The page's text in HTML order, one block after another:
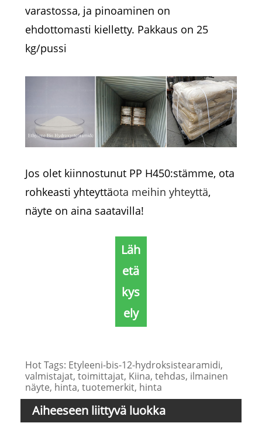
varastossa, ja pinoaminen on
ehdottomasti kielletty. Pakkaus on 25
kg/pussi
Jos olet kiinnostunut PP H450:stämme, ota
rohkeasti yhteyttäota meihin yhteyttä,
näyte on aina saatavilla!
Läh
etä
kys
ely
Hot Tags: Etyleeni-bis-12-hydroksistearamidi,
valmistajat, toimittajat, Kiina, tehdas, ilmainen
näyte, hinta, tuotemerkit, hinta
Aiheeseen liittyvä luokka